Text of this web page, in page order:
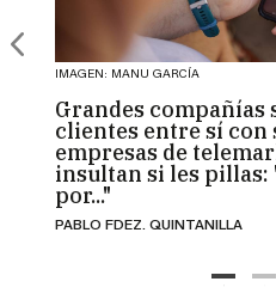
IMAGEN: MANU GARCÍA
Grandes compañías
clientes entre sí con
empresas de
insultan si les pillas:
por..."
PABLO FDEZ. QUINTANILLA